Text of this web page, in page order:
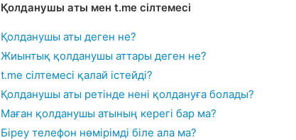
Қолданушы аты мен t.me сілтемесі
Қолданушы аты деген не?
Жиынтық қолданушы аттары деген не?
t.me сілтемесі қалай істейді?
Қолданушы аты ретінде нені қолдануға болады?
Маған қолданушы атының керегі бар ма?
Біреу телефон нөмірімді біле ала ма?